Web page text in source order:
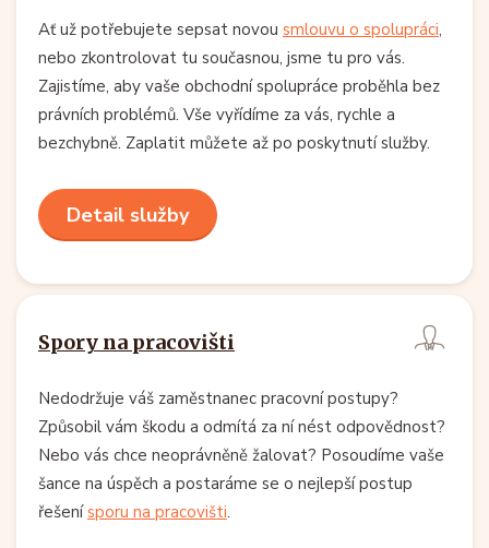
Ať už potřebujete sepsat novou smlouvu o spolupráci,
nebo zkontrolovat tu současnou, jsme tu pro vás.
Zajistíme, aby vaše obchodní spolupráce proběhla bez
právních problémů. Vše vyřídíme za vás, rychle a
bezchybně. Zaplatit můžete až po poskytnutí služby.
Detail služby
Spory na pracovišti
Nedodržuje váš zaměstnanec pracovní postupy?
Způsobil vám škodu a odmítá za ní nést odpovědnost?
Nebo vás chce neoprávněně žalovat? Posoudíme vaše
šance na úspěch a postaráme se o nejlepší postup
řešenísporu na pracovišti.